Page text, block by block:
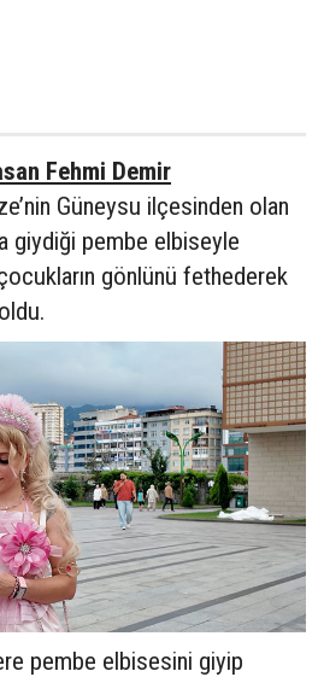
Fehmi Demir
Güneysu ilçesinden olan
giydiği pembe elbiseyle
gönlünü fethederek
pembe elbisesini giyip